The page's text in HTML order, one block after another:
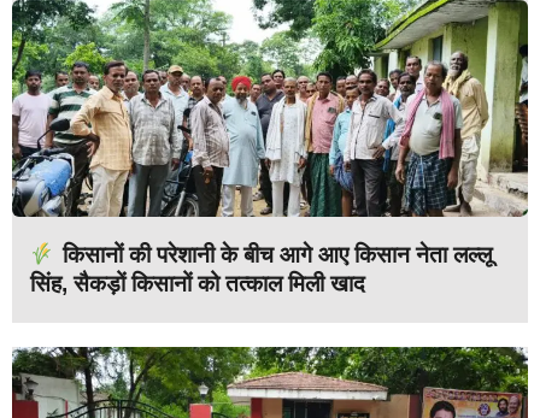
किसानों की परेशानी के बीच आगे आए किसान नेता लल्लू
सिंह, सैकड़ों किसानों को तत्काल मिली खाद